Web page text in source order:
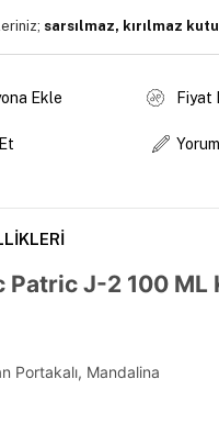
sarsılmaz, kırılmaz kutu
Ekle Fiyat
Patric J-2 100 ML
Portakalı, Mandalina